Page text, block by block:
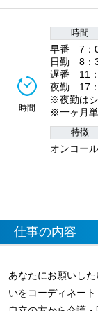
時間
時間
早番 7：
日勤 8：
遅番 11：
夜勤 17：
※夜勤はシ
※一ヶ月単
特徴
オンコー
仕事の内容
あなたにお願いし
いをコーディネート